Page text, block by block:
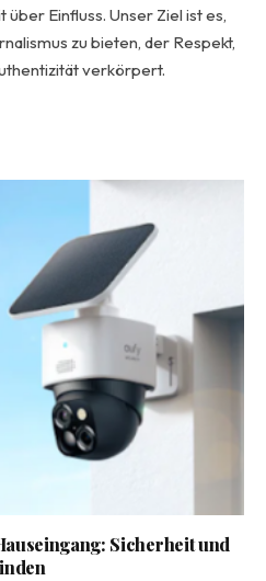
über Einfluss. Unser Ziel ist es,
zu bieten, der Respekt,
verkörpert.
Sicherheit und